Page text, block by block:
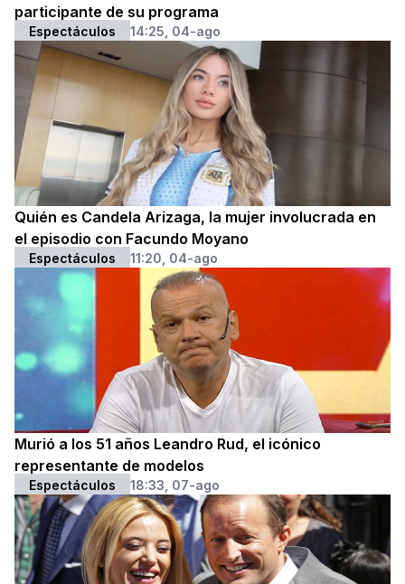
participante de su programa
Espectáculos 14:25, 04-ago
Quién es Candela Arizaga, la mujer involucrada en
el episodio con Facundo Moyano
Espectáculos 11:20, 04-ago
Murió a los 51 años Leandro Rud, el icónico
representante de modelos
Espectáculos 18:33, 07-ago